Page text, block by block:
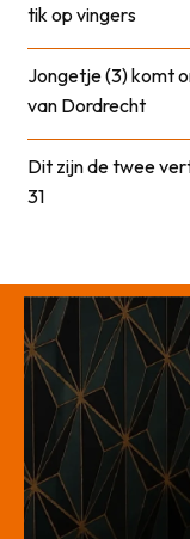
tik op vingers
Jongetje (3) komt
van Dordrecht
Dit zijn de twee
31